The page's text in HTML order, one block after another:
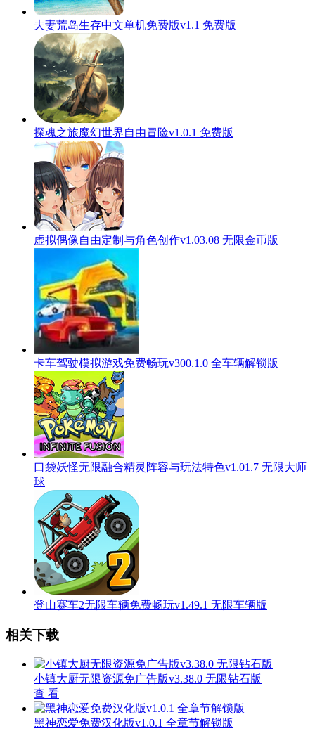
夫妻荒岛生存中文单机免费版v1.1 免费版
探魂之旅魔幻世界自由冒险v1.0.1 免费版
虚拟偶像自由定制与角色创作v1.03.08 无限金币版
卡车驾驶模拟游戏免费畅玩v300.1.0 全车辆解锁版
口袋妖怪无限融合精灵阵容与玩法特色v1.01.7 无限大师
球
登山赛车2无限车辆免费畅玩v1.49.1 无限车辆版
相关下载
小镇大厨无限资源免广告版v3.38.0 无限钻石版
查 看
黑神恋爱免费汉化版v1.0.1 全章节解锁版